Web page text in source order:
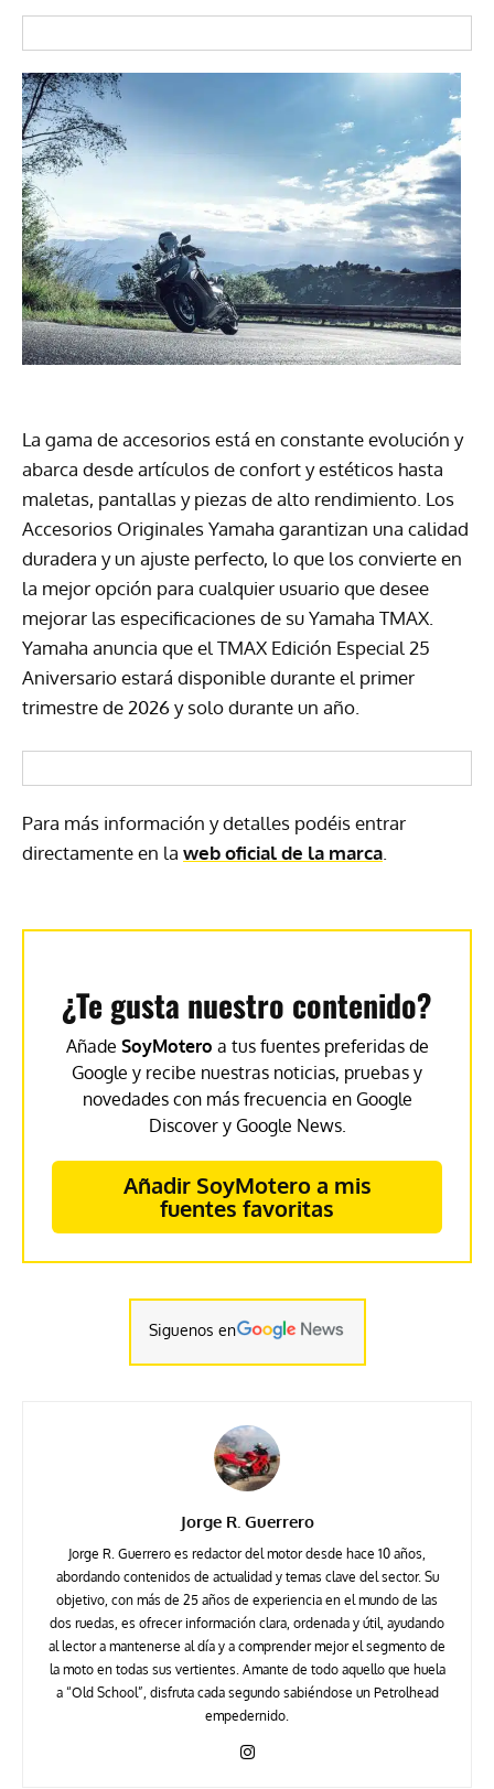
La gama de accesorios está en constante evolución y
abarca desde artículos de confort y estéticos hasta
maletas, pantallas y piezas de alto rendimiento. Los
Accesorios Originales Yamaha garantizan una calidad
duradera y un ajuste perfecto, lo que los convierte en
la mejor opción para cualquier usuario que desee
mejorar las especificaciones de su Yamaha TMAX.
Yamaha anuncia que el TMAX Edición Especial 25
Aniversario estará disponible durante el primer
trimestre de 2026 y solo durante un año.
Para más información y detalles podéis entrar
directamente en la web oficial de la marca
¿Te gusta nuestro contenido?
Añade SoyMotero a tus fuentes preferidas de
Google y recibe nuestras noticias, pruebas y
novedades con más frecuencia en Google
Discover y Google News.
Añadir SoyMotero a mis
fuentes favoritas
Siguenos en
Jorge R. Guerrero
Jorge R. Guerrero es redactor del motor desde hace 10 años,
abordando contenidos de actualidad y temas clave del sector. Su
objetivo, con más de 25 años de experiencia en el mundo de las
dos ruedas, es ofrecer información clara, ordenada y útil, ayudando
al lector a mantenerse al día y a comprender mejor el segmento de
la moto en todas sus vertientes. Amante de todo aquello que huela
a “Old School”, disfruta cada segundo sabiéndose un Petrolhead
empedernido.